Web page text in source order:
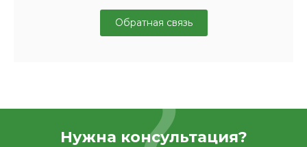
Обратная связь
Нужна консультация?